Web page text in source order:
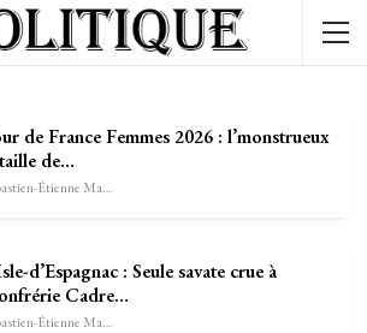
de France Femmes 2026 : l’monstrueux
de…
Sébastien-Étienne Marechal
d’Espagnac : Seule savate crue à
Cadre…
Sébastien-Étienne Marechal